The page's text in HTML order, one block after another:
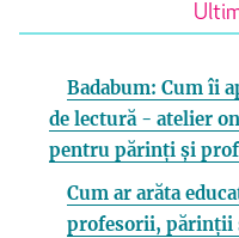
Badabum: Cum îi
de lectură - atelier
pentru părinți și
Cum ar arăta
profesorii, părinții